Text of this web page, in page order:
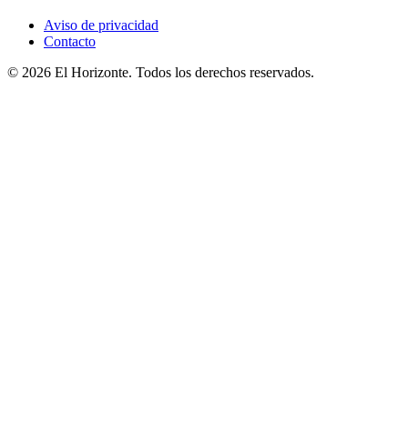
Aviso de privacidad
Contacto
© 2026 El Horizonte. Todos los derechos reservados.